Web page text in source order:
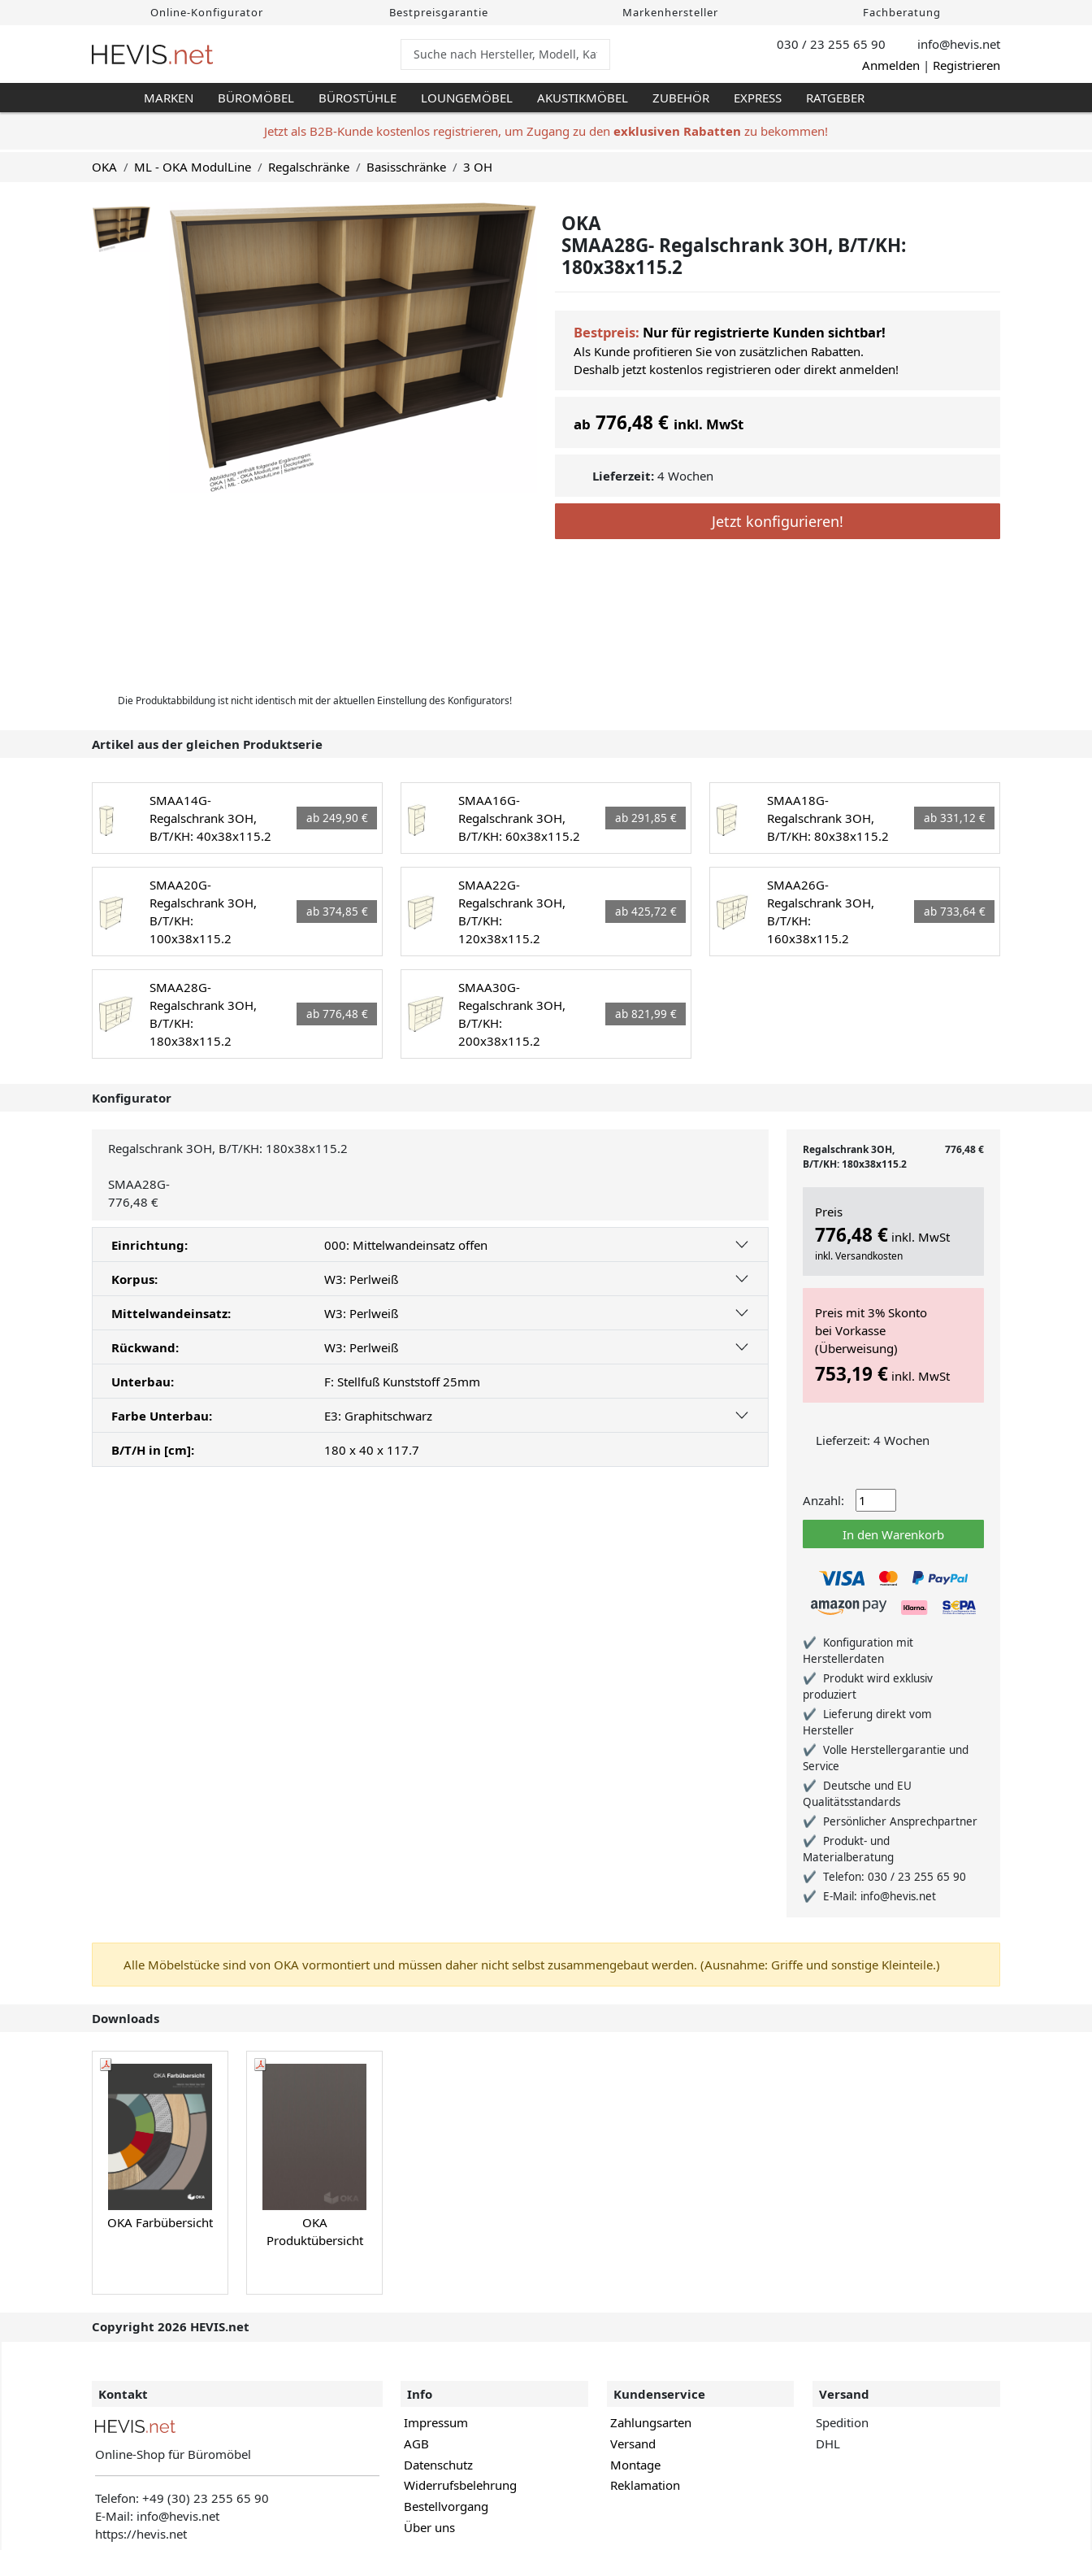
Online-Konfigurator Bestpreisgarantie Markenhersteller Fachberatung
030 / 23 255 65 90 info@hevis.net
Anmelden | Registrieren
MARKEN BÜROMÖBEL BÜROSTÜHLE LOUNGEMÖBEL AKUSTIKMÖBEL ZUBEHÖR EXPRESS RATGEBER
Jetzt als B2B-Kunde kostenlos registrieren, um Zugang zu den exklusiven Rabatten zu bekommen!
OKA ML - OKA ModulLine Regalschränke Basisschränke 3 OH
Die Produktabbildung ist nicht identisch mit der aktuellen Einstellung des Konfigurators!
OKA
SMAA28G- Regalschrank 3OH, B/T/KH:
180x38x115.2
Bestpreis: Nur für registrierte Kunden sichtbar!
Als Kunde profitieren Sie von zusätzlichen Rabatten.
Deshalb jetzt kostenlos registrieren oder direkt anmelden!
ab 776,48 € inkl. MwSt
Lieferzeit: 4 Wochen
Jetzt konfigurieren!
Artikel aus der gleichen Produktserie
SMAA14G-
Regalschrank 3OH,
B/T/KH: 40x38x115.2
ab 249,90 €
SMAA16G-
Regalschrank 3OH,
B/T/KH: 60x38x115.2
ab 291,85 €
SMAA18G-
Regalschrank 3OH,
B/T/KH: 80x38x115.2
ab 331,12 €
SMAA20G-
Regalschrank 3OH,
B/T/KH:
100x38x115.2
ab 374,85 €
SMAA22G-
Regalschrank 3OH,
B/T/KH:
120x38x115.2
ab 425,72 €
SMAA26G-
Regalschrank 3OH,
B/T/KH:
160x38x115.2
ab 733,64 €
SMAA28G-
Regalschrank 3OH,
B/T/KH:
180x38x115.2
ab 776,48 €
SMAA30G-
Regalschrank 3OH,
B/T/KH:
200x38x115.2
ab 821,99 €
Konfigurator
Regalschrank 3OH, B/T/KH: 180x38x115.2
SMAA28G-
776,48 €
Einrichtung: 000: Mittelwandeinsatz offen
Korpus: W3: Perlweiß
Mittelwandeinsatz: W3: Perlweiß
Rückwand: W3: Perlweiß
Unterbau: F: Stellfuß Kunststoff 25mm
Farbe Unterbau: E3: Graphitschwarz
B/T/H in [cm]: 180 x 40 x 117.7
Regalschrank 3OH,
B/T/KH: 180x38x115.2
776,48 €
Preis
776,48 € inkl. MwSt
inkl. Versandkosten
Preis mit 3% Skonto
bei Vorkasse
(Überweisung)
753,19 € inkl. MwSt
Lieferzeit: 4 Wochen
Anzahl:
In den Warenkorb
Konfiguration mit
Herstellerdaten
Produkt wird exklusiv
produziert
Lieferung direkt vom
Hersteller
Volle Herstellergarantie und
Service
Deutsche und EU
Qualitätsstandards
Persönlicher Ansprechpartner
Produkt- und
Materialberatung
Telefon: 030 / 23 255 65 90
E-Mail: info@hevis.net
Alle Möbelstücke sind von OKA vormontiert und müssen daher nicht selbst zusammengebaut werden. (Ausnahme: Griffe und sonstige Kleinteile.)
Downloads
OKA Farbübersicht
OKA
Produktübersicht
Copyright 2026 HEVIS.net
Kontakt
Online-Shop für Büromöbel
Telefon:+49 (30) 23 255 65 90
E-Mail: info@hevis.net
https://hevis.net
Info
Impressum
AGB
Datenschutz
Widerrufsbelehrung
Bestellvorgang
Über uns
Kundenservice
Zahlungsarten
Versand
Montage
Reklamation
Versand
Spedition
DHL